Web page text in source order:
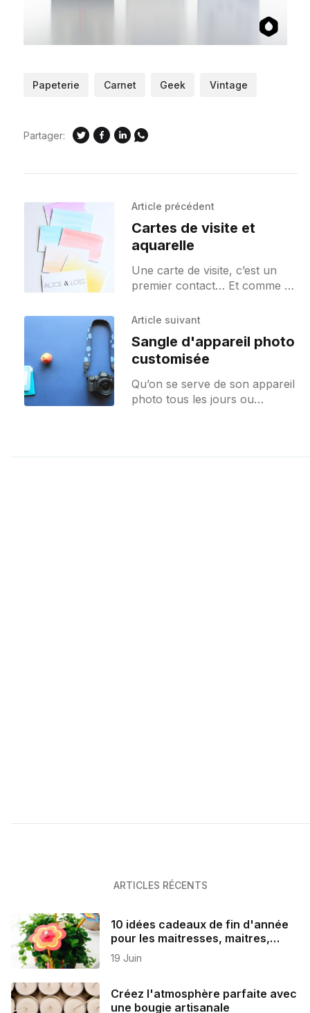
Papeterie Carnet Geek Vintage
Partager:
Article précédent
Cartes de visite et
aquarelle
Une carte de visite, c’est un
premier contact… Et comme dit
est souvent la bonne. Alors
Article suivant
Sangle d'appareil photo
customisée
Qu’on se serve de son appareil
photo tous les jours ou
ARTICLES RÉCENTS
10 idées cadeaux de fin d'année
pour les maitresses, maitres,
ATSEM et nounous
19 Juin
Créez l'atmosphère parfaite avec
une bougie artisanale